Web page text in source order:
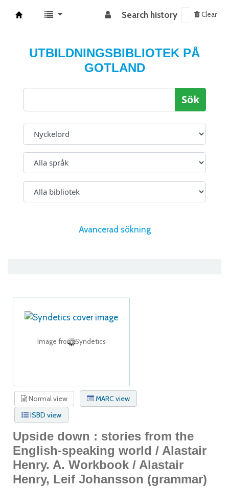
Search history Clear
UTBILDNINGSBIBLIOTEK PÅ
GOTLAND
Sök
Avancerad sökning
Image from Syndetics
Normal view
MARC view
ISBD view
Upside down : stories from the
English-speaking world / Alastair
Henry. A. Workbook / Alastair
Henry, Leif Johansson (grammar)